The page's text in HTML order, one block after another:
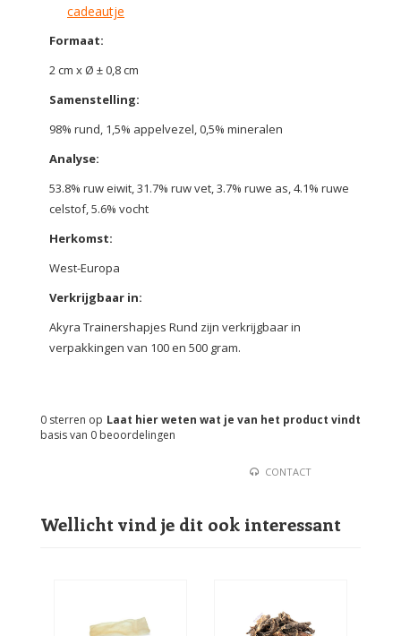
cadeautje
Formaat:
2 cm x Ø ± 0,8 cm
Samenstelling:
98% rund, 1,5% appelvezel, 0,5% mineralen
Analyse:
53.8% ruw eiwit, 31.7% ruw vet, 3.7% ruwe as, 4.1% ruwe
celstof, 5.6% vocht
Herkomst:
West-Europa
Verkrijgbaar in:
Akyra Trainershapjes Rund zijn verkrijgbaar in
verpakkingen van 100 en 500 gram.
Laat hier weten wat je van het product vindt
0 sterren op
basis van 0 beoordelingen
CONTACT
Wellicht vind je dit ook interessant